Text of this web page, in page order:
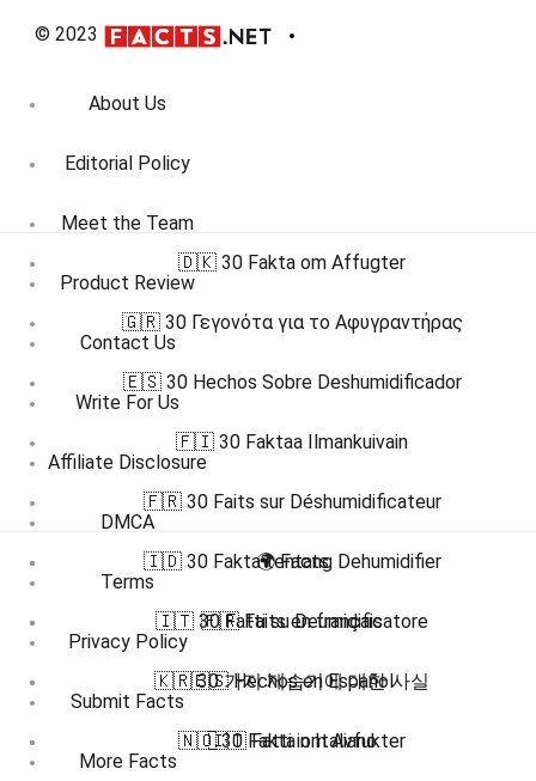
© 2023
About Us
Editorial Policy
Meet the Team
Product Review
Contact Us
Write For Us
Affiliate Disclosure
DMCA
Terms
Privacy Policy
Submit Facts
More Facts
🇩🇰 30 Fakta om Affugter
🇬🇷 30 Γεγονότα για το Αφυγραντήρας
🇪🇸 30 Hechos Sobre Deshumidificador
🇫🇮 30 Faktaa Ilmankuivain
🇫🇷 30 Faits sur Déshumidificateur
🇮🇩 30 Fakta tentang Dehumidifier
🇮🇹 30 Fatti su Deumidificatore
🇰🇷 30 가지 제습기에 대한 사실
🇳🇴 30 Fakta om Avfukter
🌍 Facts
🇫🇷 Faits en français
🇪🇸 Hechos en Español
🇮🇹 Fatti in Italiano